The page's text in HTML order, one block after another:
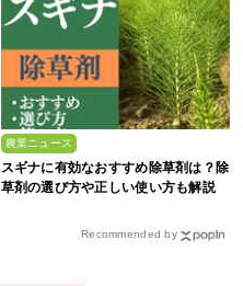
農業ニュース
スギナに有効なおすすめ除草剤は？除
草剤の選び方や正しい使い方も解説
Recommended by